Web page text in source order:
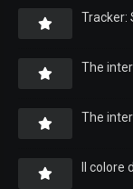
Tracker:
The
The
Il colore